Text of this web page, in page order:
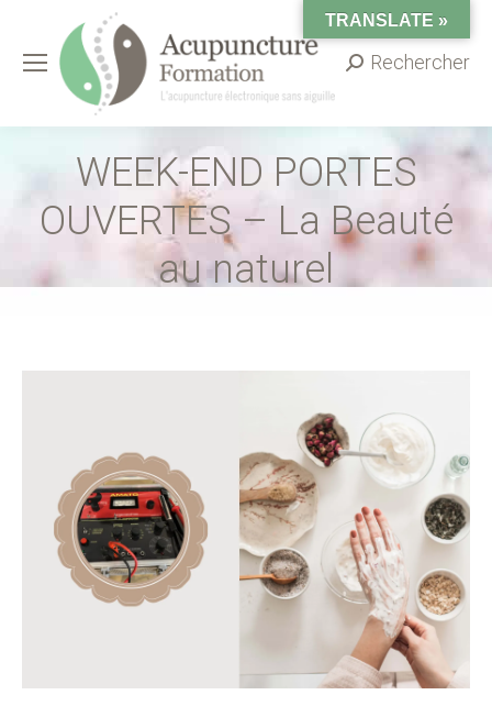
Search:Rechercher
WEEK-END PORTES
OUVERTES – La Beauté
au naturel
TRANSLATE »